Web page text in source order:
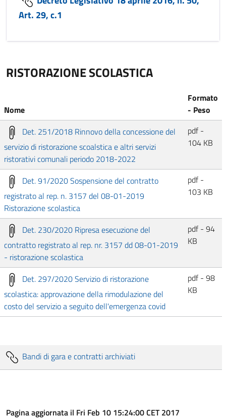
Art. 29, c.1
RISTORAZIONE SCOLASTICA
Nome
Formato
- Peso
Det. 251/2018 Rinnovo della concessione del
servizio di ristorazione scoalstica e altri servizi
ristorativi comunali periodo 2018-2022
pdf -
104 KB
Det. 91/2020 Sospensione del contratto
registrato al rep. n. 3157 del 08-01-2019
Ristorazione scolastica
pdf -
103 KB
Det. 230/2020 Ripresa esecuzione del
contratto registrato al rep. nr. 3157 dd 08-01-2019
- ristorazione scolastica
pdf - 94
KB
Det. 297/2020 Servizio di ristorazione
scolastica: approvazione della rimodulazione del
costo del servizio a seguito dell'emergenza covid
pdf - 98
KB
Bandi di gara e contratti archiviati
Pagina aggiornata il Fri Feb 10 15:24:00 CET 2017